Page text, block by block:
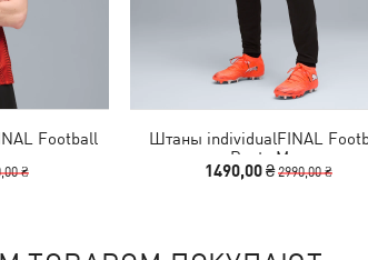
Football
₴
Штаны individualFINAL
Pants Men
1490,00 ₴2990,00 ₴